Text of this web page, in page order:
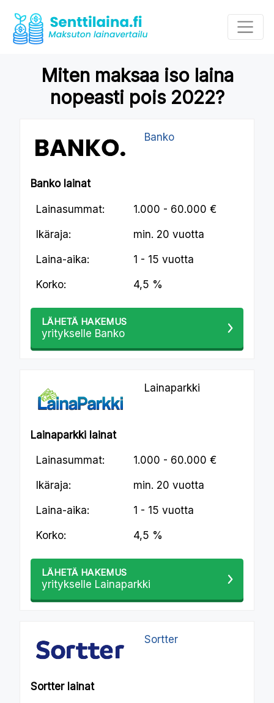
Miten maksaa iso laina
nopeasti pois 2022?
Banko
Banko lainat
Lainasummat: 1.000 - 60.000 €
Ikäraja: min. 20 vuotta
Laina-aika: 1 - 15 vuotta
Korko: 4,5 %
LÄHETÄ HAKEMUS
yritykselle Banko
Lainaparkki
Lainaparkki lainat
Lainasummat: 1.000 - 60.000 €
Ikäraja: min. 20 vuotta
Laina-aika: 1 - 15 vuotta
Korko: 4,5 %
LÄHETÄ HAKEMUS
yritykselle Lainaparkki
Sortter
Sortter lainat